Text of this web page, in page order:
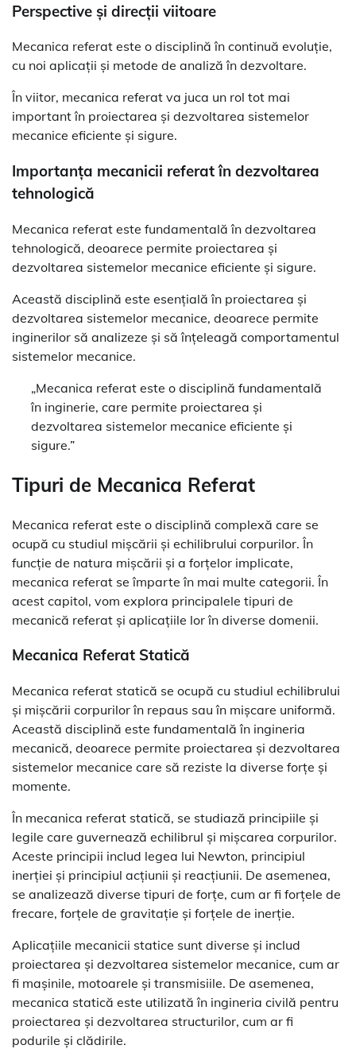
Perspective și direcții viitoare
Mecanica referat este o disciplină în continuă evoluție,
cu noi aplicații și metode de analiză în dezvoltare.
În viitor, mecanica referat va juca un rol tot mai
important în proiectarea și dezvoltarea sistemelor
mecanice eficiente și sigure.
Importanța mecanicii referat în dezvoltarea
tehnologică
Mecanica referat este fundamentală în dezvoltarea
tehnologică, deoarece permite proiectarea și
dezvoltarea sistemelor mecanice eficiente și sigure.
Această disciplină este esențială în proiectarea și
dezvoltarea sistemelor mecanice, deoarece permite
inginerilor să analizeze și să înțeleagă comportamentul
sistemelor mecanice.
„Mecanica referat este o disciplină fundamentală
în inginerie, care permite proiectarea și
dezvoltarea sistemelor mecanice eficiente și
sigure.”
Tipuri de Mecanica Referat
Mecanica referat este o disciplină complexă care se
ocupă cu studiul mișcării și echilibrului corpurilor. În
funcție de natura mișcării și a forțelor implicate,
mecanica referat se împarte în mai multe categorii. În
acest capitol, vom explora principalele tipuri de
mecanică referat și aplicațiile lor în diverse domenii.
Mecanica Referat Statică
Mecanica referat statică se ocupă cu studiul echilibrului
și mișcării corpurilor în repaus sau în mișcare uniformă.
Această disciplină este fundamentală în ingineria
mecanică, deoarece permite proiectarea și dezvoltarea
sistemelor mecanice care să reziste la diverse forțe și
momente.
În mecanica referat statică, se studiază principiile și
legile care guvernează echilibrul și mișcarea corpurilor.
Aceste principii includ legea lui Newton, principiul
inerției și principiul acțiunii și reacțiunii. De asemenea,
se analizează diverse tipuri de forțe, cum ar fi forțele de
frecare, forțele de gravitație și forțele de inerție.
Aplicațiile mecanicii statice sunt diverse și includ
proiectarea și dezvoltarea sistemelor mecanice, cum ar
fi mașinile, motoarele și transmisiile. De asemenea,
mecanica statică este utilizată în ingineria civilă pentru
proiectarea și dezvoltarea structurilor, cum ar fi
podurile și clădirile.